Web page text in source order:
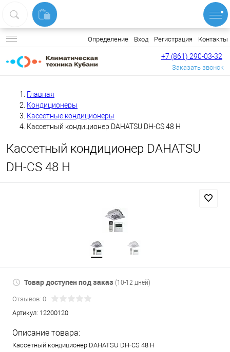
Определение Вход Регистрация Контакты
+7 (861) 290-03-32
Заказать звонок
Главная
Кондиционеры
Кассетные кондиционеры
Кассетный кондиционер DAHATSU DH-CS 48 H
Кассетный кондиционер DAHATSU
DH-CS 48 H
Товар доступен под заказ (10-12 дней)
Отзывов: 0
Артикул: 12200120
Описание товара:
Кассетный кондиционер DAHATSU DH-CS 48 H